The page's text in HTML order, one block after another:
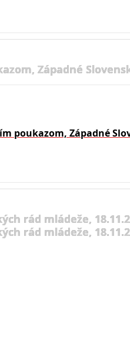
Západné
poukazom, Západné
rád mládeže,
rád mládeže,